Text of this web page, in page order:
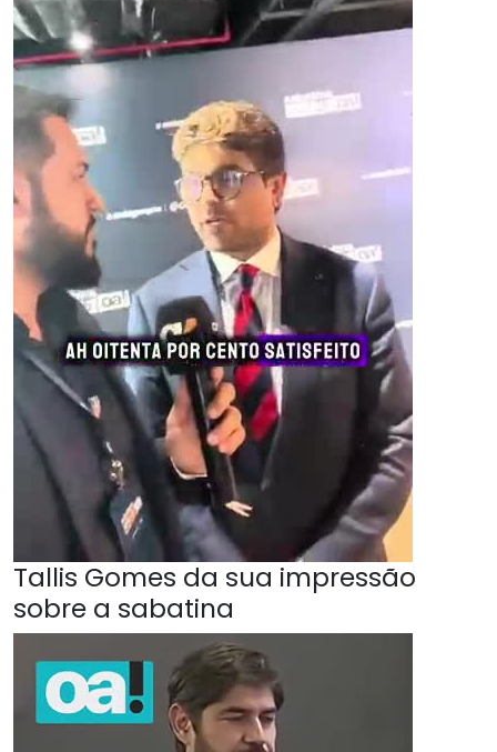
Tallis Gomes da sua impressão
sobre a sabatina